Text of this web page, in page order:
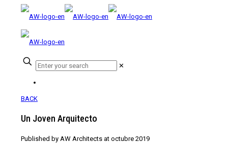
✕
BACK
Un Joven Arquitecto
Published by AW Architects at octubre 2019